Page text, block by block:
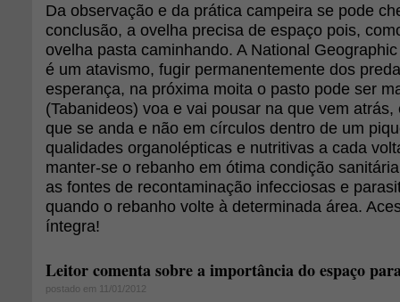
Da observação e da prática campeira se pode
conclusão, a ovelha precisa de espaço pois,
ovelha pasta caminhando. A National
é um atavismo, fugir permanentemente dos
esperança, na próxima moita o pasto pode ser
(Tabanideos) voa e vai pousar na que vem
que se anda e não em círculos dentro de um
qualidades organolépticas e nutritivas a cada
manter-se o rebanho em ótima condição
as fontes de recontaminação infecciosas e
quando o rebanho volte à determinada área.
íntegra!
Leitor comenta sobre a importância do espaço
postado em 11/01/2012